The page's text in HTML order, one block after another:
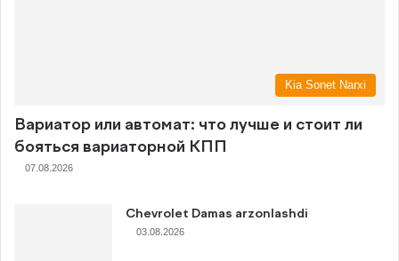
Kia Sonet Narxi
Вариатор или автомат: что лучше и стоит ли
бояться вариаторной КПП
07.08.2026
Chevrolet Damas arzonlashdi
03.08.2026